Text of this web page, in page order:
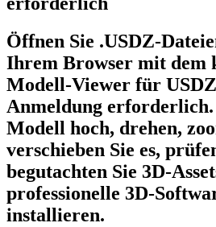
Öffnen Sie .USDZ-
Ihrem Browser mit dem
Modell-Viewer für
Anmeldung erforderlich.
Modell hoch, drehen,
verschieben Sie es,
begutachten Sie 3D-
professionelle 3D-
installieren.